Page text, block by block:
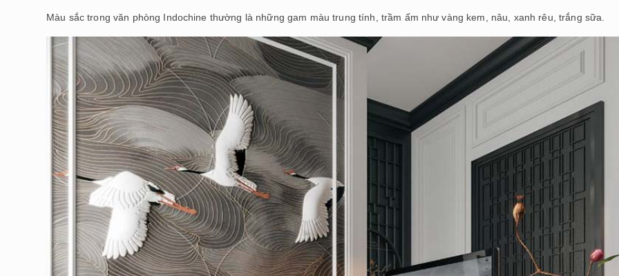
Màu sắc trong văn phòng Indochine thường là những gam màu trung tính, trầm ấm như vàng kem, nâu, xanh rêu, trắng sữa.